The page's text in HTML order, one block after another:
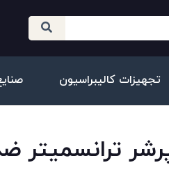
تجهیزات کالیبراسیون